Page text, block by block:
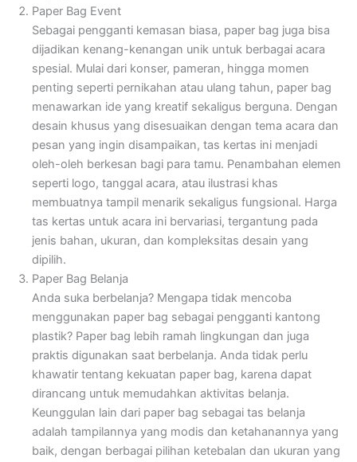
Paper Bag Event
Sebagai pengganti kemasan biasa, paper bag juga bisa
dijadikan kenang-kenangan unik untuk berbagai acara
spesial. Mulai dari konser, pameran, hingga momen
penting seperti pernikahan atau ulang tahun, paper bag
menawarkan ide yang kreatif sekaligus berguna. Dengan
desain khusus yang disesuaikan dengan tema acara dan
pesan yang ingin disampaikan, tas kertas ini menjadi
oleh-oleh berkesan bagi para tamu. Penambahan elemen
seperti logo, tanggal acara, atau ilustrasi khas
membuatnya tampil menarik sekaligus fungsional. Harga
tas kertas untuk acara ini bervariasi, tergantung pada
jenis bahan, ukuran, dan kompleksitas desain yang
dipilih.
Paper Bag Belanja
Anda suka berbelanja? Mengapa tidak mencoba
menggunakan paper bag sebagai pengganti kantong
plastik? Paper bag lebih ramah lingkungan dan juga
praktis digunakan saat berbelanja. Anda tidak perlu
khawatir tentang kekuatan paper bag, karena dapat
dirancang untuk memudahkan aktivitas belanja.
Keunggulan lain dari paper bag sebagai tas belanja
adalah tampilannya yang modis dan ketahanannya yang
baik, dengan berbagai pilihan ketebalan dan ukuran yang